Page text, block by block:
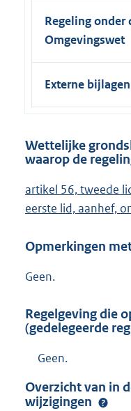
Regeling onder
Omgevingswet
Externe bijlagen
Wettelijke
waarop de
E
x
e
n
l
:
artikel 56, tweede
eerste lid, aanhef,
Opmerkingen
Geen.
Regelgeving die
(gedelegeerde
Geen.
Overzicht van in
wijzigingen